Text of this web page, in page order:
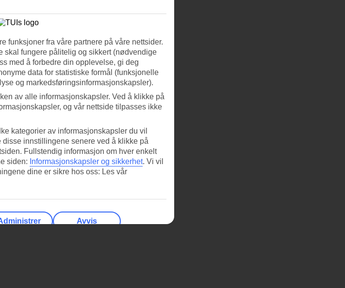
funksjoner fra våre partnere på våre nettsider.
skal fungere pålitelig og sikkert (nødvendige
med å forbedre din opplevelse, gi deg
data for statistiske formål (funksjonelle
og markedsføringsinformasjonskapsler).
av alle informasjonskapsler. Ved å klikke på
og vår nettside tilpasses ikke
kategorier av informasjonskapsler du vil
innstillingene senere ved å klikke på
Fullstendig informasjon om hver enkelt
siden: Informasjonskapsler og sikkerhet. Vi vil
dine er sikre hos oss: Les vår
Avvis